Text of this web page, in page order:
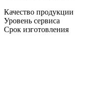
Качество продукции
Уровень сервиса
Срок изготовления